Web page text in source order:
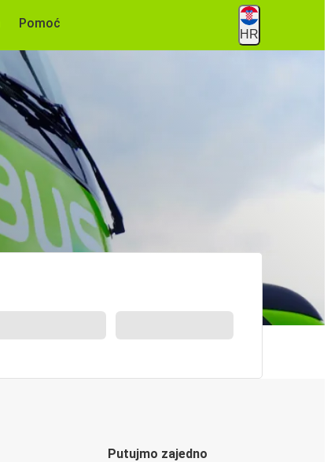
Pomoć
HR
Putujmo zajedno